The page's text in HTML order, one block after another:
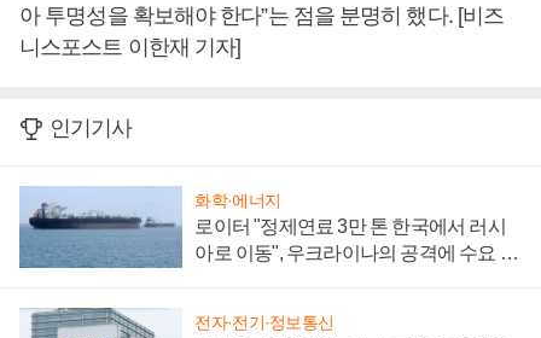
아 투명성을 확보해야 한다”는 점을 분명히 했다. [비즈
니스포스트 이한재 기자]
인기기사
화학·에너지
로이터 "정제연료 3만 톤 한국에서 러시
아로 이동", 우크라이나의 공격에 수요 늘
전자·전기·정보통신